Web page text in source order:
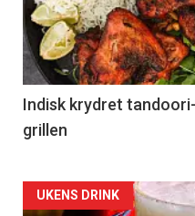
Indisk krydret
grillen
Forsiden
UKENS DRINK